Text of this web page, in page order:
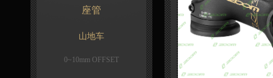
座管
山地车
0~10mm OFFSET